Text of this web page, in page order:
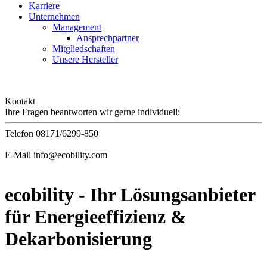
Karriere
Unternehmen
Management
Ansprechpartner
Mitgliedschaften
Unsere Hersteller
Kontakt
Ihre Fragen beantworten wir gerne individuell:
Telefon 08171/6299-850
E-Mail info@ecobility.com
ecobility - Ihr Lösungsanbieter
für Energieeffizienz &
Dekarbonisierung